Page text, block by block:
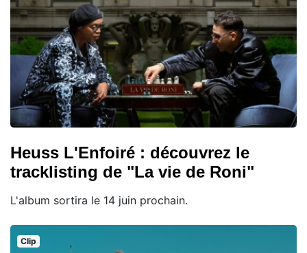
Heuss L'Enfoiré : découvrez le
tracklisting de "La vie de Roni"
L'album sortira le 14 juin prochain.
Clip